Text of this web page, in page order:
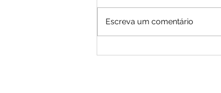
Por um Brasil que busque seus
Escreva um comentário